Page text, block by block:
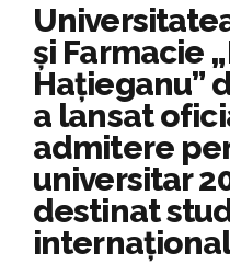
și Farmacie
Hațieganu”
a lansat
admitere
universitar
destinat